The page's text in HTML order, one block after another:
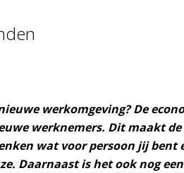
werkomgeving? De
werknemers. Dit maakt
wat voor persoon jij bent
Daarnaast is het ook nog